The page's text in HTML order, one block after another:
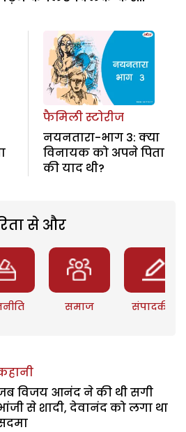
फैमिली स्टोरीज
नयनतारा-भाग 3: क्या
विनायक को अपने पिता
की याद थी?
से और
समाज संपादकीय
विजय आनंद ने की थी सगी
से शादी, देवानंद को लगा था